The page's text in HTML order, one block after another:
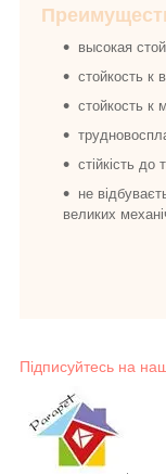
высокая
стойкость к
стойкость к
стійкість до
не
великих
Підписуйтесь на